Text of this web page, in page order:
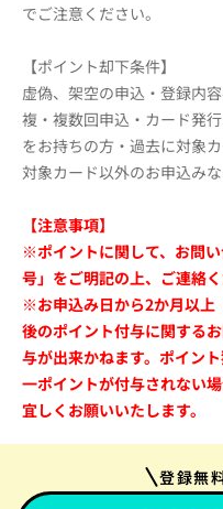
でご注意ください。
【ポイント却下条件】
虚偽、架空の申込・登録内
複・複数回申込・カード発
をお持ちの方・過去に対象
対象カード以外のお申込み
【注意事項】
※ポイントに関して、お問
号」をご明記の上、ご連絡く
※お申込み日から2か月以上
後のポイント付与に関する
与が出来かねます。ポイン
一ポイントが付与されない
宜しくお願いいたします。
登録無